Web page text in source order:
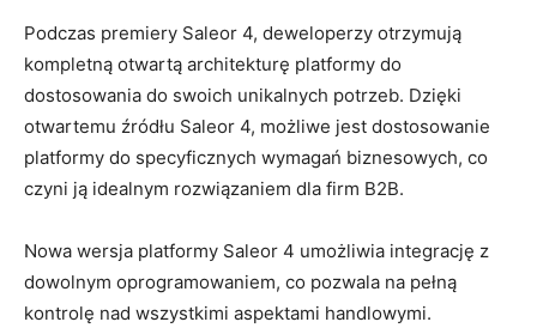
Podczas premiery ​Saleor 4, deweloperzy otrzymują
kompletną⁤ otwartą architekturę platformy do
dostosowania do swoich unikalnych⁢ potrzeb. Dzięki
otwartemu źródłu Saleor⁣ 4, możliwe jest dostosowanie
platformy do specyficznych⁣ wymagań biznesowych, co
‍czyni ją idealnym rozwiązaniem dla firm B2B.
Nowa wersja ⁢platformy Saleor 4 umożliwia integrację⁢ z
dowolnym oprogramowaniem, co⁤ pozwala na pełną
kontrolę nad⁢ wszystkimi aspektami handlowymi.